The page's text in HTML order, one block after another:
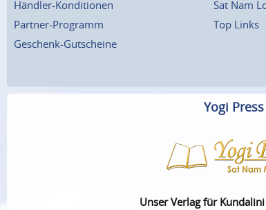
Händler-Konditionen
Partner-Programm
Geschenk-Gutscheine
Sat Nam
Top Links
Yogi Press
Unser Verlag für